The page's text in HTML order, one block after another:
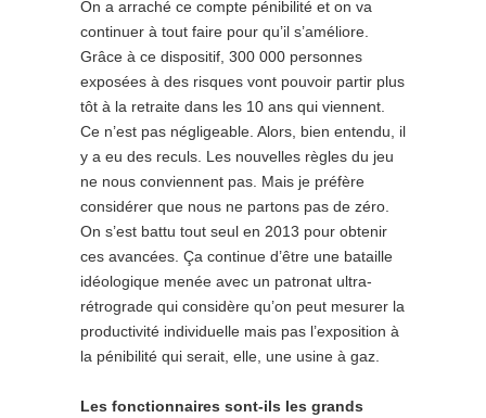
On a arraché ce compte pénibilité et on va
continuer à tout faire pour qu’il s’améliore.
Grâce à ce dispositif, 300 000 personnes
exposées à des risques vont pouvoir partir plus
tôt à la retraite dans les 10 ans qui viennent.
Ce n’est pas négligeable. Alors, bien entendu, il
y a eu des reculs. Les nouvelles règles du jeu
ne nous conviennent pas. Mais je préfère
considérer que nous ne partons pas de zéro.
On s’est battu tout seul en 2013 pour obtenir
ces avancées. Ça continue d’être une bataille
idéologique menée avec un patronat ultra-
rétrograde qui considère qu’on peut mesurer la
productivité individuelle mais pas l’exposition à
la pénibilité qui serait, elle, une usine à gaz.
Les fonctionnaires sont-ils les grands